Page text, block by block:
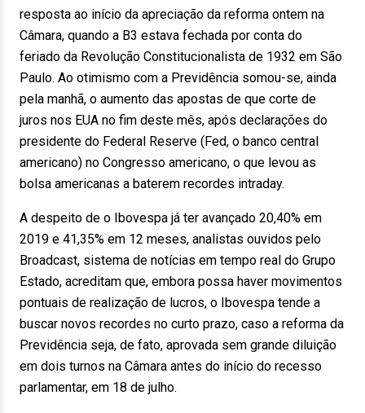
resposta ao início da apreciação da reforma ontem na
Câmara, quando a B3 estava fechada por conta do
feriado da Revolução Constitucionalista de 1932 em São
Paulo. Ao otimismo com a Previdência somou-se, ainda
pela manhã, o aumento das apostas de que corte de
juros nos EUA no fim deste mês, após declarações do
presidente do Federal Reserve (Fed, o banco central
americano) no Congresso americano, o que levou as
bolsa americanas a baterem recordes intraday.
A despeito de o Ibovespa já ter avançado 20,40% em
2019 e 41,35% em 12 meses, analistas ouvidos pelo
Broadcast, sistema de notícias em tempo real do Grupo
Estado, acreditam que, embora possa haver movimentos
pontuais de realização de lucros, o Ibovespa tende a
buscar novos recordes no curto prazo, caso a reforma da
Previdência seja, de fato, aprovada sem grande diluição
em dois turnos na Câmara antes do início do recesso
parlamentar, em 18 de julho.